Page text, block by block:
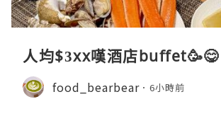
人均$3xx嘆酒店buffet🥳😋
food_bearbear 6小時前